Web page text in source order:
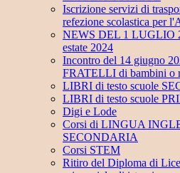
Iscrizione servizi di
refezione scolastica per
NEWS DEL 1 LUGLIO
estate 2024
Incontro del 14 giugno
FRATELLI di bambini o
LIBRI di testo scuole
LIBRI di testo scuole
Digi e Lode
Corsi di LINGUA
SECONDARIA
Corsi STEM
Ritiro del Diploma di